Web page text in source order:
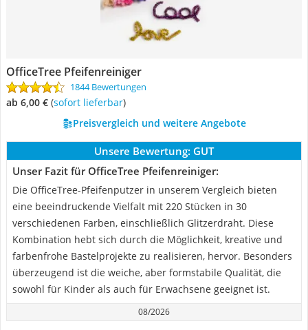
OfficeTree Pfeifenreiniger
1844 Bewertungen
ab 6,00 € ( Sofort lieferbar)
Preisvergleich und weitere Angebote
Unsere Bewertung: GUT
Unser Fazit für OfficeTree Pfeifenreiniger:
Die OfficeTree-Pfeifenputzer in unserem Vergleich bieten
eine beeindruckende Vielfalt mit 220 Stücken in 30
verschiedenen Farben, einschließlich Glitzerdraht. Diese
Kombination hebt sich durch die Möglichkeit, kreative und
farbenfrohe Bastelprojekte zu realisieren, hervor. Besonders
überzeugend ist die weiche, aber formstabile Qualität, die
sowohl für Kinder als auch für Erwachsene geeignet ist.
08/2026